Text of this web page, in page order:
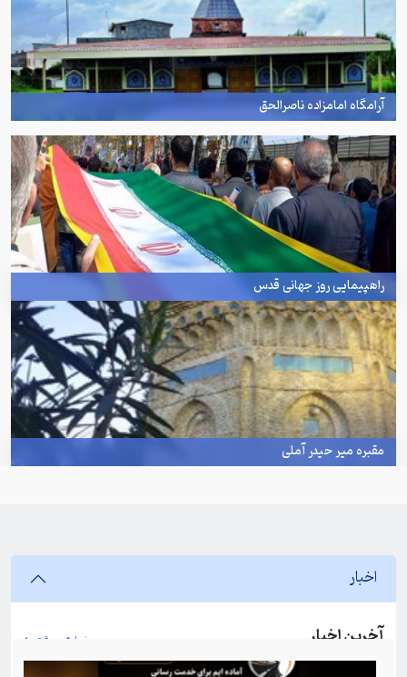
آرامگاه امامزاده ناصرالحق
راهپیمایی روز جهانی قدس
مقبره میر حیدر آملی
اخبار
آخرین اخبار نمایش بیشتر